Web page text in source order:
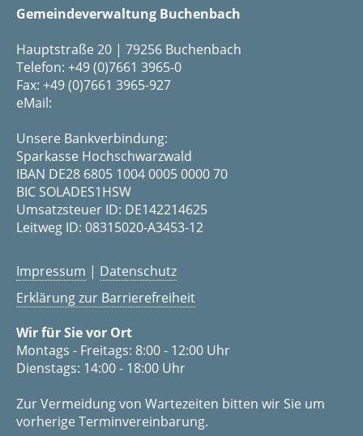
Gemeindeverwaltung Buchenbach
Hauptstraße 20 | 79256 Buchenbach
Telefon: +49 (0)7661 3965-0
Fax: +49 (0)7661 3965-927
eMail:
Unsere Bankverbindung:
Sparkasse Hochschwarzwald
IBAN DE28 6805 1004 0005 0000 70
BIC SOLADES1HSW
Umsatzsteuer ID: DE142214625
Leitweg ID: 08315020-A3453-12
Impressum | Datenschutz
Erklärung zur Barrierefreiheit
Wir für Sie vor Ort
Montags - Freitags: 8:00 - 12:00 Uhr
Dienstags: 14:00 - 18:00 Uhr
Zur Vermeidung von Wartezeiten bitten wir Sie um
vorherige Terminvereinbarung.